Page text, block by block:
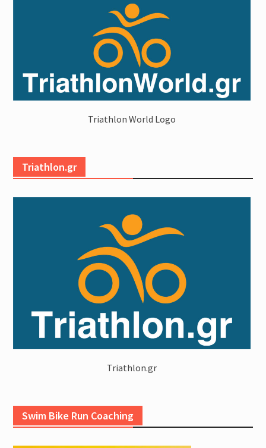
Triathlon World Logo
Triathlon.gr
Triathlon.gr
Swim Bike Run Coaching